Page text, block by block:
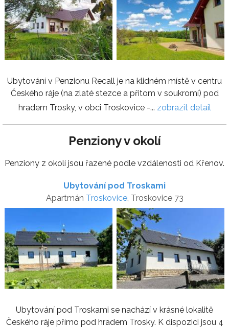
Ubytování v Penzionu Recall je na klidném místě v centru
Českého ráje (na zlaté stezce a přitom v soukromí) pod
hradem Trosky, v obci Troskovice -... zobrazit detail
Penziony v okolí
Penziony z okolí jsou řazené podle vzdálenosti od Křenov.
Ubytování pod Troskami
Apartmán Troskovice, Troskovice 73
Ubytování pod Troskami se nachází v krásné lokalitě
Českého ráje přímo pod hradem Trosky. K dispozici jsou 4